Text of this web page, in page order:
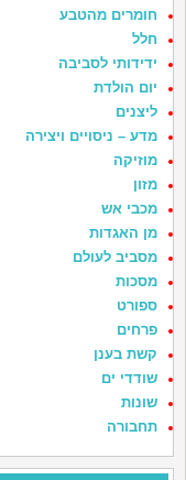
חומרים מהטבע
חלל
ידידותי לסביבה
יום הולדת
ליצנים
מדע – ניסויים ויצירה
מוזיקה
מזון
מכבי אש
מן האגדות
מסביב לעולם
מסכות
ספורט
פרחים
קשת בענן
שודדי ים
שונות
תחבורה